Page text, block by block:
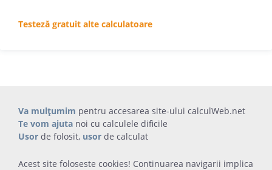
Testeză gratuit alte calculatoare
Va mulțumim pentru accesarea site-ului calculWeb.net
Te vom ajuta noi cu calculele dificile
Usor de folosit, usor de calculat
Acest site foloseste cookies! Continuarea navigarii implica